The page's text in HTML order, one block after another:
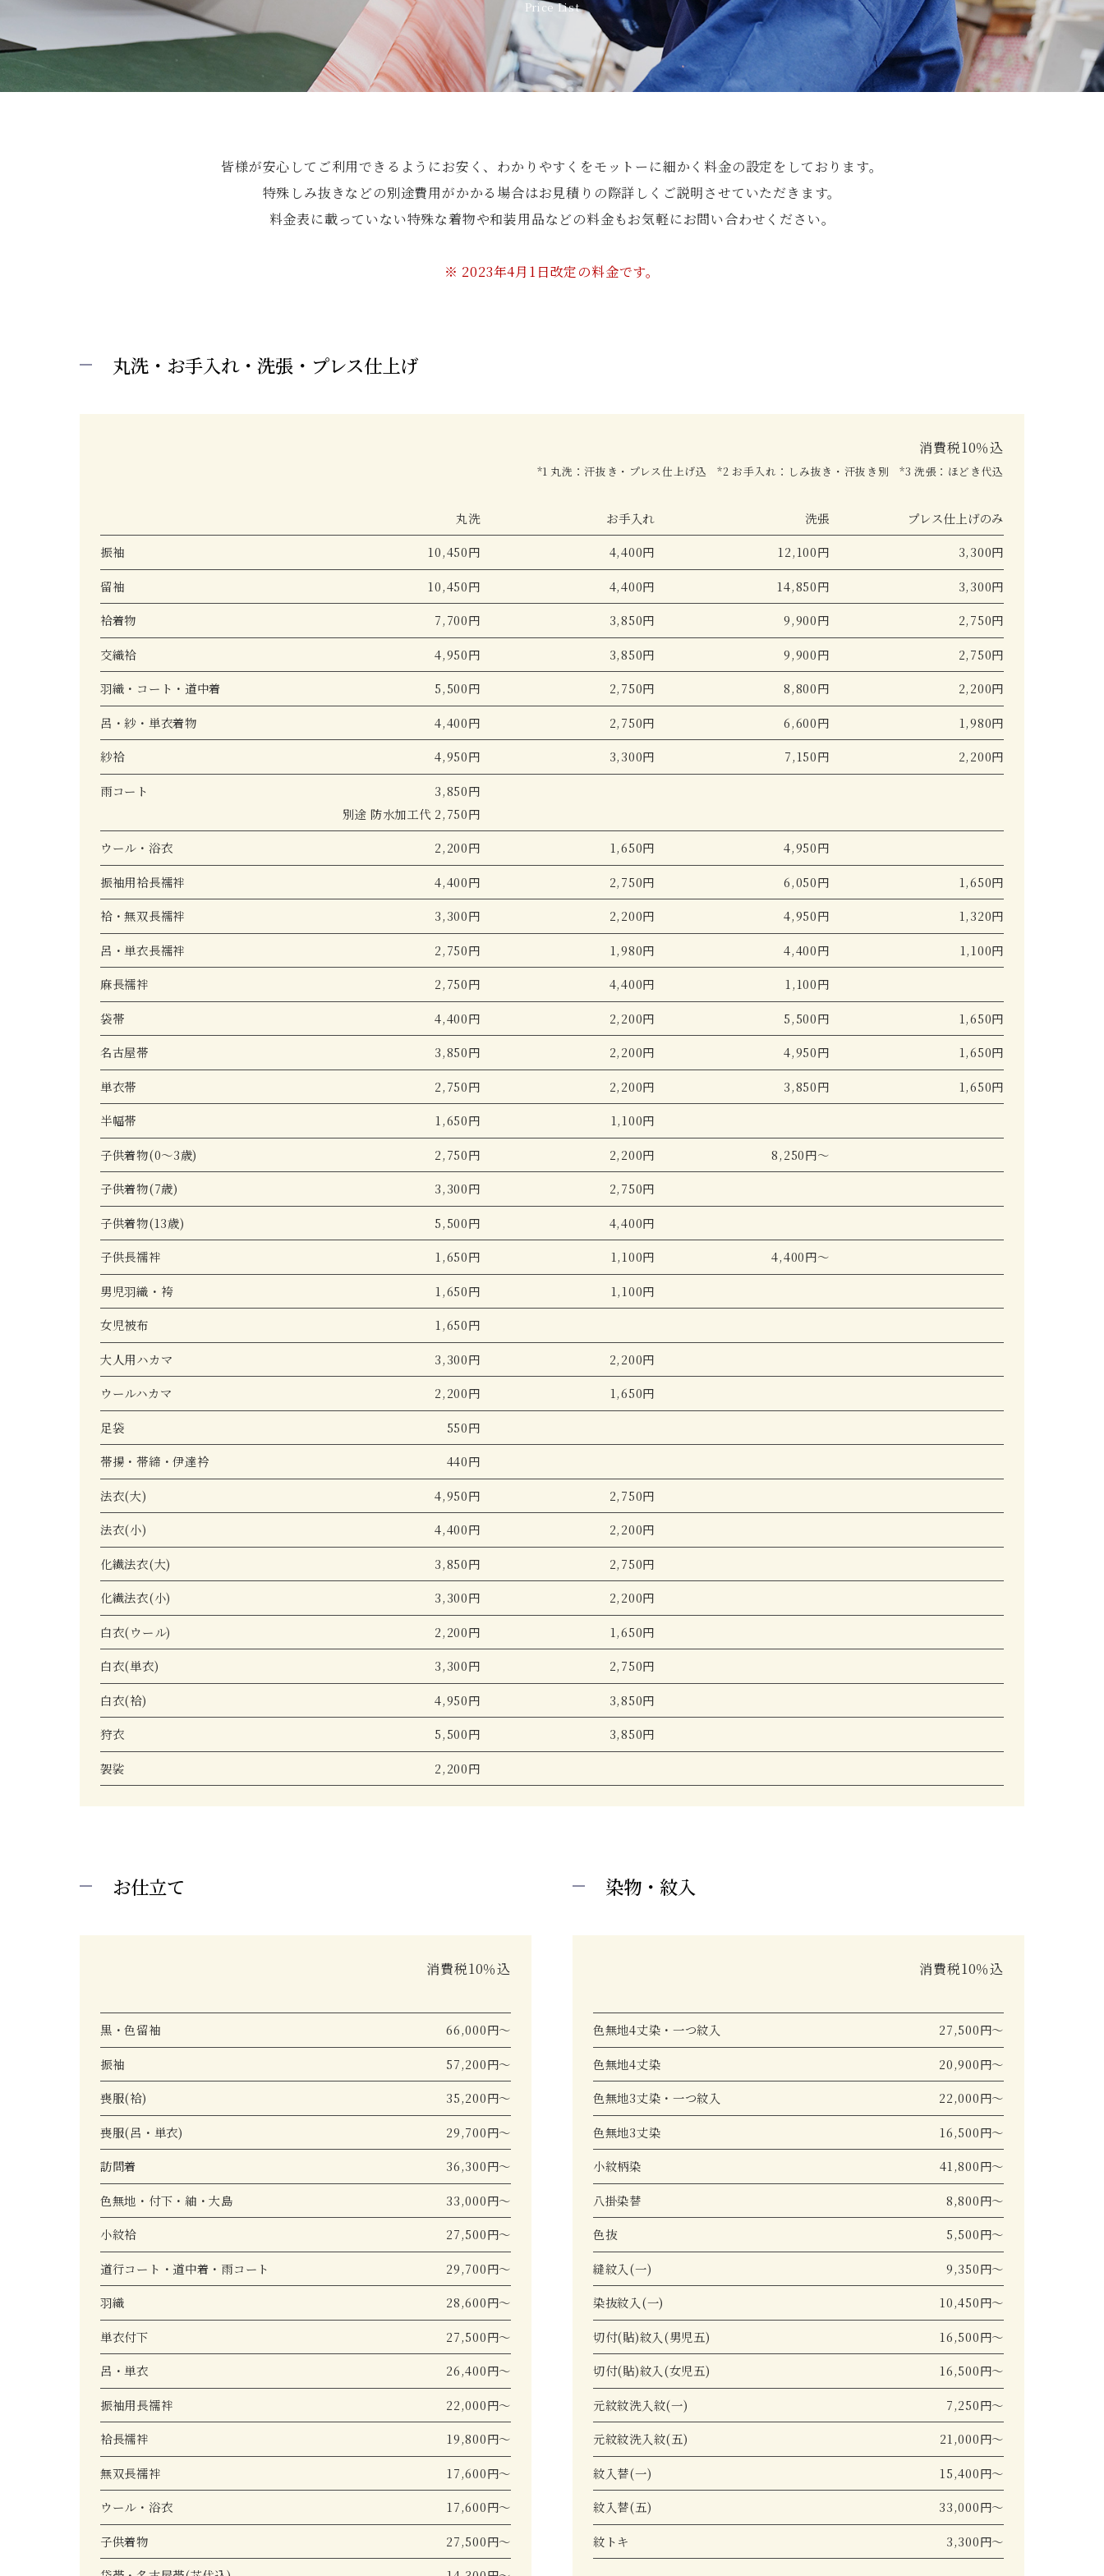
Price List
皆様が安心してご利用できるようにお安く、わかりやすくをモットーに細かく料金の設定をしております。
特殊しみ抜きなどの別途費用がかかる場合はお見積りの際詳しくご説明させていただきます。
料金表に載っていない特殊な着物や和装用品などの料金もお気軽にお問い合わせください。
※ 2023年4月1日改定の料金です。
丸洗・お手入れ・洗張・プレス仕上げ
消費税10％込
*1 丸洗：汗抜き・プレス仕上げ込 *2 お手入れ：しみ抜き・汗抜き別 *3 洗張：ほどき代込
丸洗 お手入れ 洗張
プレス仕上げのみ
振袖
10,450円 4,400円 12,100円
3,300円
留袖
10,450円 4,400円 14,850円
3,300円
袷着物
7,700円 3,850円 9,900円
2,750円
交織袷
4,950円 3,850円 9,900円
2,750円
羽織・コート・道中着
5,500円 2,750円 8,800円
2,200円
呂・紗・単衣着物
4,400円 2,750円 6,600円
1,980円
紗袷
4,950円 3,300円 7,150円
2,200円
雨コート
3,850円
別途 防水加工代 2,750円
ウール・浴衣
2,200円 1,650円
4,950円
振袖用袷長襦袢
4,400円 2,750円 6,050円
1,650円
袷・無双長襦袢
3,300円 2,200円 4,950円
1,320円
呂・単衣長襦袢
2,750円 1,980円 4,400円
1,100円
麻長襦袢
2,750円 4,400円
1,100円
袋帯
4,400円 2,200円 5,500円
1,650円
名古屋帯
3,850円 2,200円 4,950円
1,650円
単衣帯
2,750円 2,200円 3,850円
1,650円
半幅帯
1,650円
1,100円
子供着物(0～3歳)
2,750円 2,200円
8,250円～
子供着物(7歳)
3,300円
2,750円
子供着物(13歳)
5,500円
4,400円
子供長襦袢
1,650円 1,100円
4,400円～
男児羽織・袴
1,650円
1,100円
女児被布
1,650円
大人用ハカマ
3,300円
2,200円
ウールハカマ
2,200円
1,650円
足袋
550円
帯揚・帯締・伊達衿
440円
法衣(大)
4,950円
2,750円
法衣(小)
4,400円
2,200円
化繊法衣(大)
3,850円
2,750円
化繊法衣(小)
3,300円
2,200円
白衣(ウール)
2,200円
1,650円
白衣(単衣)
3,300円
2,750円
白衣(袷)
4,950円
3,850円
狩衣
5,500円
3,850円
袈裟
2,200円
お仕立て
消費税10％込
黒・色留袖
66,000円～
振袖
57,200円～
喪服(袷)
35,200円～
喪服(呂・単衣)
29,700円～
訪問着
36,300円～
色無地・付下・紬・大島
33,000円～
小紋袷
27,500円～
道行コート・道中着・雨コート
29,700円～
羽織
28,600円～
単衣付下
27,500円～
呂・単衣
26,400円～
振袖用長襦袢
22,000円～
袷長襦袢
19,800円～
無双長襦袢
17,600円～
ウール・浴衣
17,600円～
子供着物
27,500円～
染物・紋入
消費税10％込
色無地4丈染・一つ紋入
27,500円～
色無地4丈染
20,900円～
色無地3丈染・一つ紋入
22,000円～
色無地3丈染
16,500円～
小紋柄染
41,800円～
八掛染替
8,800円～
色抜
5,500円～
縫紋入(一)
9,350円～
染抜紋入(一)
10,450円～
切付(貼)紋入(男児五)
16,500円～
切付(貼)紋入(女児五)
16,500円～
元紋紋洗入紋(一)
7,250円～
元紋紋洗入紋(五)
21,000円～
紋入替(一)
15,400円～
紋入替(五)
33,000円～
紋トキ
3,300円～